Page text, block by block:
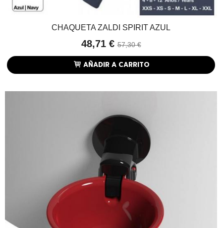
CHAQUETA ZALDI SPIRIT AZUL
48,71 €57,30 €
AÑADIR A CARRITO